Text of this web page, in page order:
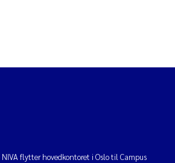
flytter hovedkontoret i Oslo til Campus